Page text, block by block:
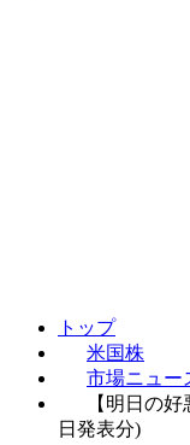
トップ
米国株
市場ニュー
【明日の
日発表分)